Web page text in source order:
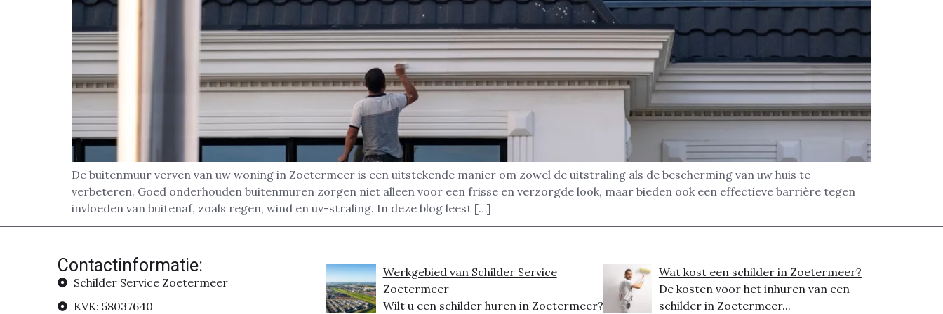
De buitenmuur verven van uw woning in Zoetermeer is een uitstekende manier om zowel de uitstraling als de bescherming van uw huis te
verbeteren. Goed onderhouden buitenmuren zorgen niet alleen voor een frisse en verzorgde look, maar bieden ook een effectieve barrière tegen
invloeden van buitenaf, zoals regen, wind en uv-straling. In deze blog leest […]
Contactinformatie:
Schilder Service Zoetermeer
KVK: 58037640
Werkgebied van Schilder Service
Zoetermeer
Wilt u een schilder huren in Zoetermeer?
Wat kost een schilder in Zoetermeer?
De kosten voor het inhuren van een
schilder in Zoetermeer...